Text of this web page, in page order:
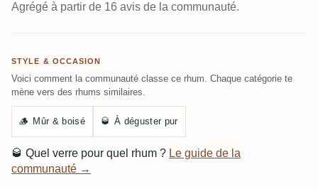
Agrégé à partir de 16 avis de la communauté.
STYLE & OCCASION
Voici comment la communauté classe ce rhum. Chaque catégorie te
mène vers des rhums similaires.
🪵 Mûr & boisé 🥃 À déguster pur
🥃 Quel verre pour quel rhum ? Le guide de la
communauté →